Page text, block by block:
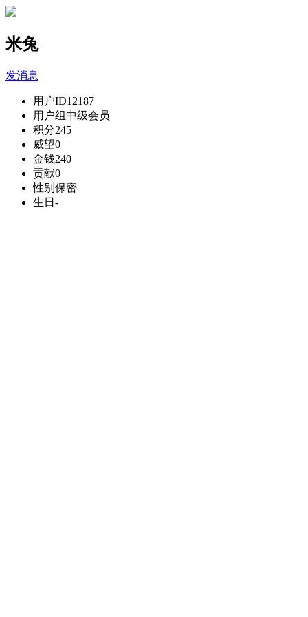
米兔
发消息
用户ID12187
用户组中级会员
积分245
威望0
金钱240
贡献0
性别 保密
生日 -